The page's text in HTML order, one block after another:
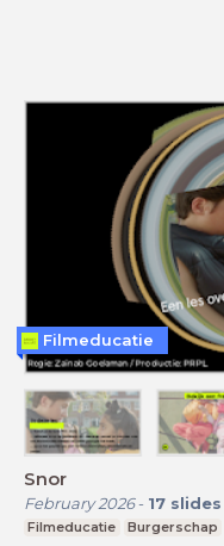
Snor
February 2026- 17 slides
Filmeducatie Burgerschap
Filmeducatie